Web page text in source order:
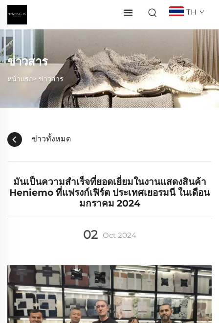
TH
ข่าวสาร
หน้าแรก> ข่าวสาร
ข่าวทั้งหมด
มันเป็นความสำเร็จที่ยอดเยี่ยมในงานแสดงสินค้า
Heniemo ที่แฟรงก์เฟิร์ต ประเทศเยอรมนี ในเดือน
มกราคม 2024
02 Oct 2024